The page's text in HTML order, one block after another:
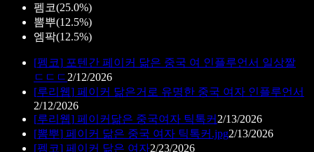
펨코(25.0%)
뽐뿌(12.5%)
엠팍(12.5%)
[펨코] 포텐간 페이커 닮은 중국 여 인플루언서 일상짤
ㄷㄷㄷ 2/12/2026
[루리웹] 페이커 닮은거로 유명한 중국 여자 인플루언서
2/12/2026
[루리웹] 페이커닮은 중국여자 틱톡커 2/13/2026
[뽐뿌] 페이커 닮은 중국 여자 틱톡커.jpg2/13/2026
[펨코] 페이커 닮은 여자2/23/2026